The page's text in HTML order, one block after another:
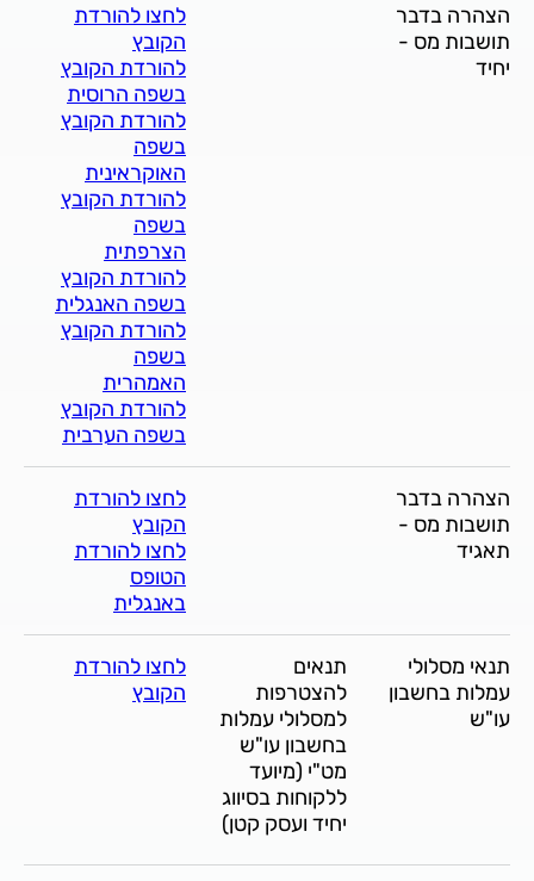
הצהרה בדבר
תושבות מס -
יחיד
לחצו להורדת
הקובץ
להורדת הקובץ
בשפה הרוסית
להורדת הקובץ
בשפה
האוקראינית
להורדת הקובץ
בשפה
הצרפתית
להורדת הקובץ
בשפה האנגלית
להורדת הקובץ
בשפה
האמהרית
להורדת הקובץ
בשפה הערבית
הצהרה בדבר
תושבות מס -
תאגיד
לחצו להורדת
הקובץ
לחצו להורדת
הטופס
באנגלית
תנאי מסלולי
עמלות בחשבון
עו"ש
תנאים
להצטרפות
למסלולי עמלות
בחשבון עו"ש
מט"י (מיועד
ללקוחות בסיווג
יחיד ועסק קטן)
לחצו להורדת
הקובץ